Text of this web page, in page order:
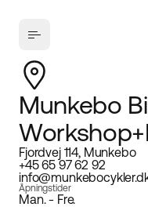
Munkebo
Fjordvej 114, Munkebo
+45 65 97 62 92
Åpningstider
Man. - Fre.